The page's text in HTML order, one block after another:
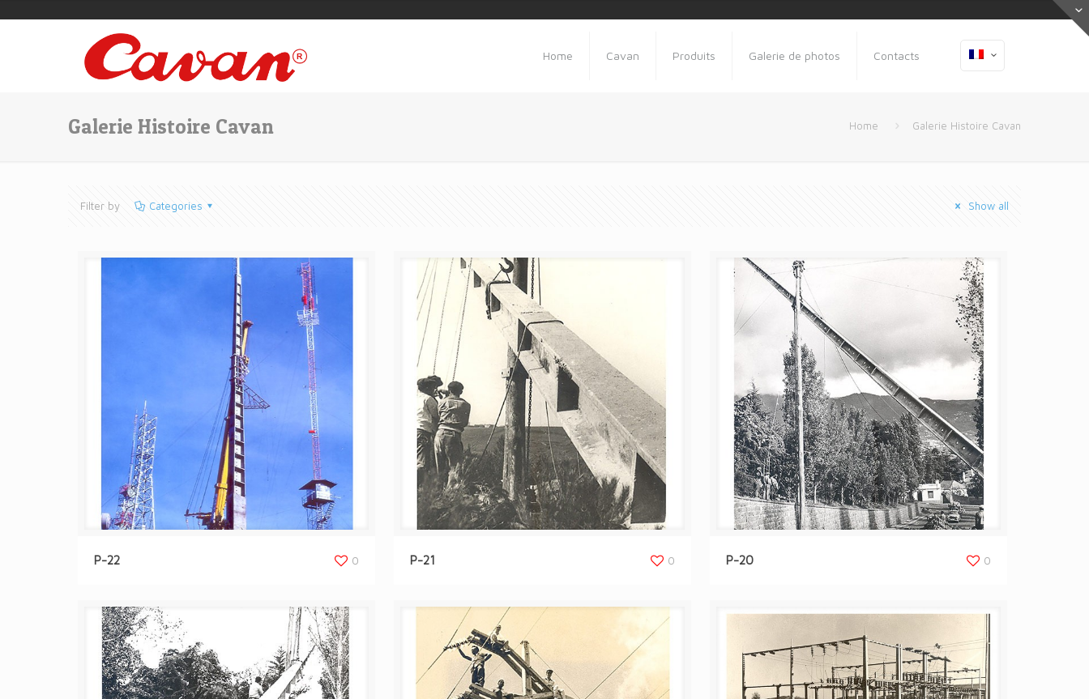
Home Cavan Produits Galerie de photos Contacts
Galerie Histoire Cavan Home Galerie Histoire Cavan
Filter by Categories Show all
P-22 0 P-21 0 P-20 0